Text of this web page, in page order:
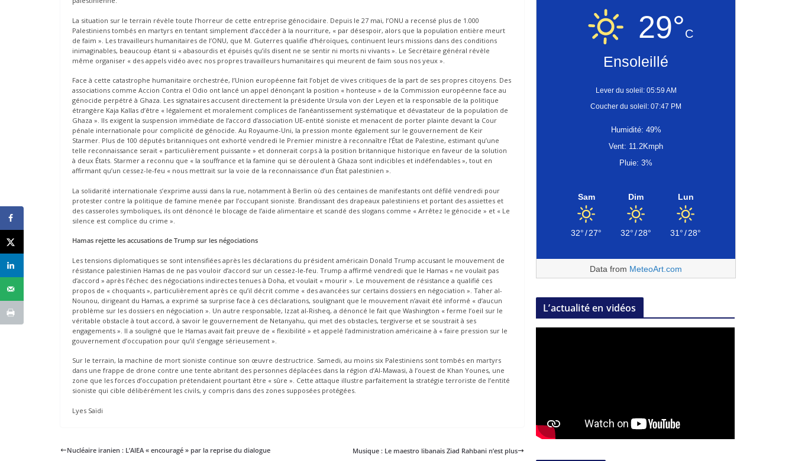
La situation sur le terrain révèle toute l’horreur de cette entreprise génocidaire. Depuis le 27 mai, l’ONU a recensé plus de 1.000
Palestiniens tombés en martyrs en tentant simplement d’accéder à la nourriture, « par désespoir, alors que la population entière meurt
de faim ». Les travailleurs humanitaires de l’ONU, que M. Guterres qualifie d’héroïques, continuent leurs missions dans des conditions
inimaginables, beaucoup étant si « abasourdis et épuisés qu’ils disent ne se sentir ni morts ni vivants ». Le Secrétaire général révèle
même organiser « des appels vidéo avec nos propres travailleurs humanitaires qui meurent de faim sous nos yeux ».
Face à cette catastrophe humanitaire orchestrée, l’Union européenne fait l’objet de vives critiques de la part de ses propres citoyens. Des
associations comme Accion Contra el Odio ont lancé un appel dénonçant la position « honteuse » de la Commission européenne face au
génocide perpétré à Ghaza. Les signataires accusent directement la présidente Ursula von der Leyen et la responsable de la politique
étrangère Kaja Kallas d’être « légalement et moralement complices de l’anéantissement systématique et dévastateur de la population de
Ghaza ». Ils exigent la suspension immédiate de l’accord d’association UE-entité sioniste et menacent de porter plainte devant la Cour
pénale internationale pour complicité de génocide. Au Royaume-Uni, la pression monte également sur le gouvernement de Keir
Starmer. Plus de 100 députés britanniques ont exhorté vendredi le Premier ministre à reconnaître l’État de Palestine, estimant qu’une
telle reconnaissance serait « particulièrement puissante » et donnerait corps à la position britannique historique en faveur de la solution
à deux États. Starmer a reconnu que « la souffrance et la famine qui se déroulent à Ghaza sont indicibles et indéfendables », tout en
affirmant qu’un cessez-le-feu « nous mettrait sur la voie de la reconnaissance d’un État palestinien ».
La solidarité internationale s’exprime aussi dans la rue, notamment à Berlin où des centaines de manifestants ont défilé vendredi pour
protester contre la politique de famine menée par l’occupant sioniste. Brandissant des drapeaux palestiniens et portant des assiettes et
des casseroles symboliques, ils ont dénoncé le blocage de l’aide alimentaire et scandé des slogans comme « Arrêtez le génocide » et « Le
silence est complice du crime ».
Hamas rejette les accusations de Trump sur les négociations
Les tensions diplomatiques se sont intensifiées après les déclarations du président américain Donald Trump accusant le mouvement de
résistance palestinien Hamas de ne pas vouloir d’accord sur un cessez-le-feu. Trump a affirmé vendredi que le Hamas « ne voulait pas
d’accord » après l’échec des négociations indirectes tenues à Doha, et voulait « mourir ». Le mouvement de résistance a qualifié ces
propos de « choquants », particulièrement après ce qu’il décrit comme « des avancées sur certains dossiers en négociation ». Taher al-
Nounou, dirigeant du Hamas, a exprimé sa surprise face à ces déclarations, soulignant que le mouvement n’avait été informé « d’aucun
problème sur les dossiers en négociation ». Un autre responsable, Izzat al-Risheq, a dénoncé le fait que Washington « ferme l’oeil sur le
véritable obstacle à tout accord, à savoir le gouvernement de Netanyahu, qui met des obstacles, tergiverse et se soustrait à ses
engagements ». Il a souligné que le Hamas avait fait preuve de « flexibilité » et appelé l’administration américaine à « faire pression sur le
gouvernement d’occupation pour qu’il s’engage sérieusement ».
Sur le terrain, la machine de mort sioniste continue son œuvre destructrice. Samedi, au moins six Palestiniens sont tombés en martyrs
dans une frappe de drone contre une tente abritant des personnes déplacées dans la région d’Al-Mawasi, à l’ouest de Khan Younes, une
zone que les forces d’occupation prétendaient pourtant être « sûre ». Cette attaque illustre parfaitement la stratégie terroriste de l’entité
sioniste qui cible délibérément les civils, y compris dans des zones supposées protégées.
Lyes Saïdi
Nucléaire iranien : L’AIEA « encouragé » par la reprise du dialogue Musique : Le maestro libanais Ziad Rahbani n’est plus
29°C
Ensoleillé
Lever du soleil: 05:59 AM
Coucher du soleil: 07:47 PM
Humidité: 49%
Vent: 11.2Kmph
Pluie: 3%
Sam
32°/27°
Dim
32°/28°
Lun
31°/28°
Data from MeteoArt.com
L’actualité en vidéos